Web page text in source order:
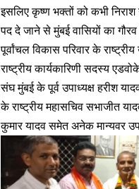
इसलिए कृष्ण भक्तों को कभी
पद दे जाने से मुंबई वासियों का
पूर्वांचल विकास परिवार के
राष्ट्रीय कार्यकारिणी सदस्य
संघ मुंबई के पूर्व उपाध्यक्ष हरीश
के राष्ट्रीय महासचिव सभाजीत
कुमार यादव समेत अनेक मान्यवर